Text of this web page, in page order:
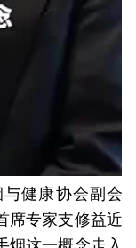
健康协会副会
席专家支修益近